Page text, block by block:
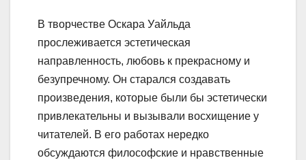
В творчестве Оскара Уайльда
прослеживается эстетическая
направленность, любовь к прекрасному и
безупречному. Он старался создавать
произведения, которые были бы эстетически
привлекательны и вызывали восхищение у
читателей. В его работах нередко
обсуждаются философские и нравственные